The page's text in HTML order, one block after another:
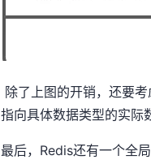
除了上图的开销，还要
指向具体数据类型的实际
最后，Redis还有一个全